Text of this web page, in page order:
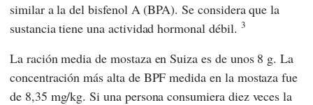
similar a la del bisfenol A (BPA). Se considera que la
sustancia tiene una actividad hormonal débil. 3
La ración media de mostaza en Suiza es de unos 8 g. La
concentración más alta de BPF medida en la mostaza fue
de 8,35 mg/kg. Si una persona consumiera diez veces la